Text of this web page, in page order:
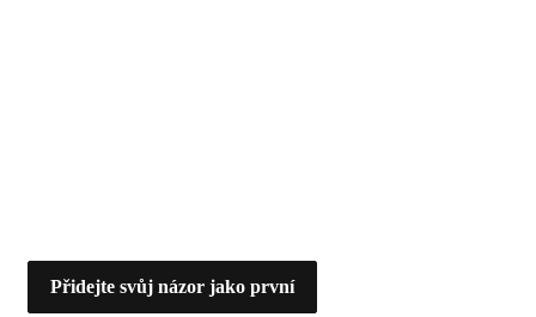
Přidejte svůj názor jako první